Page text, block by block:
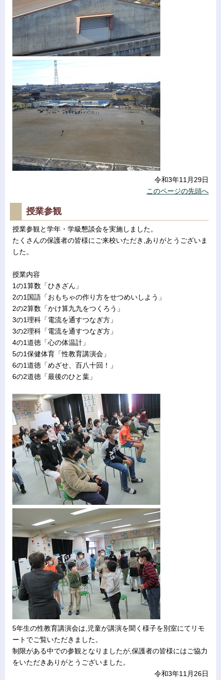
令和3年11月29日
このページの先頭へ
授業参観
授業参観と学年・学級懇談会を実施しました。
たくさんの保護者の皆様にご来校いただき,ありがとうございま
した。
授業内容
1の1算数「ひきざん」
2の1国語「おもちゃの作り方をせつめいしよう」
2の2算数「かけ算九九をつくろう」
3の1理科「電流を通すつなぎ方」
3の2理科「電流を通すつなぎ方」
4の1道徳「心の体温計」
5の1保健体育「性教育講演会」
6の1道徳「めざせ、百八十回！」
6の2道徳「最後のひと葉」
5年生の性教育講演会は,児童が講演を聞く様子を別室にてリモ
ートでご覧いただきました。
制限がある中での参観となりましたが,保護者の皆様にはご協力
をいただきありがとうございました。
令和3年11月26日